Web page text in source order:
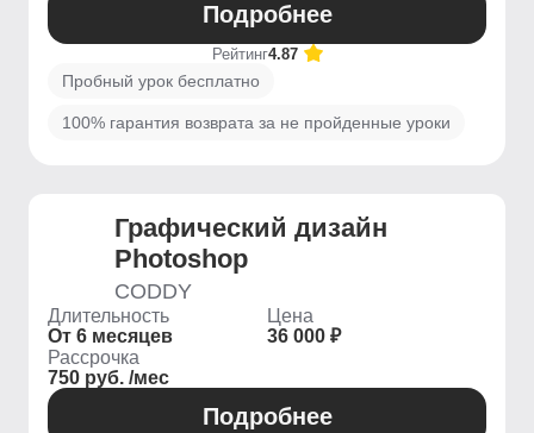
Подробнее
Рейтинг4.87
Пробный урок бесплатно
100% гарантия возврата за не пройденные уроки
Графический дизайн
Photoshop
CODDY
Длительность
От 6 месяцев
Цена
36 000 ₽
Рассрочка
750 руб. /мес
Подробнее